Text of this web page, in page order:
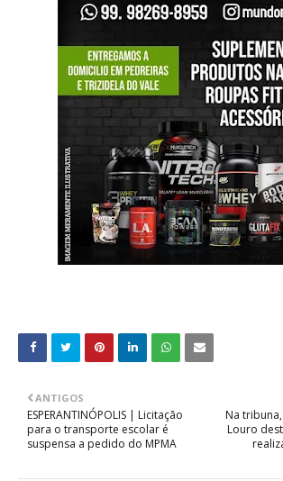
Na
Louro
ANTIGOS
ESPERANTINÓPOLIS | Licitação
para o transporte escolar é
suspensa a pedido do MPMA